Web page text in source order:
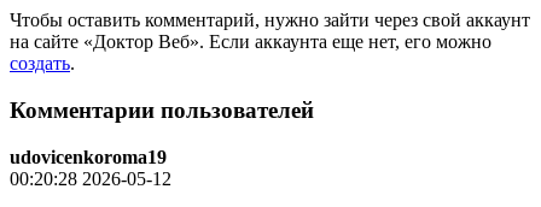
Чтобы оставить комментарий, нужно зайти через свой аккаунт
на сайте «Доктор Веб». Если аккаунта еще нет, его можно
создать.
Комментарии пользователей
udovicenkoroma19
00:20:28 2026-05-12